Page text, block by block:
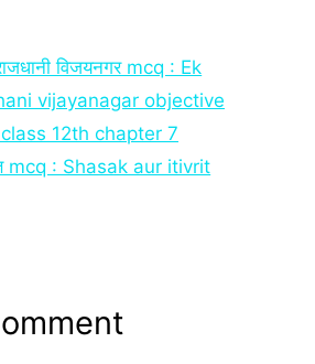
विजयनगर mcq : Ek
vijayanagar objective
12th chapter 7
mcq : Shasak aur itivrit